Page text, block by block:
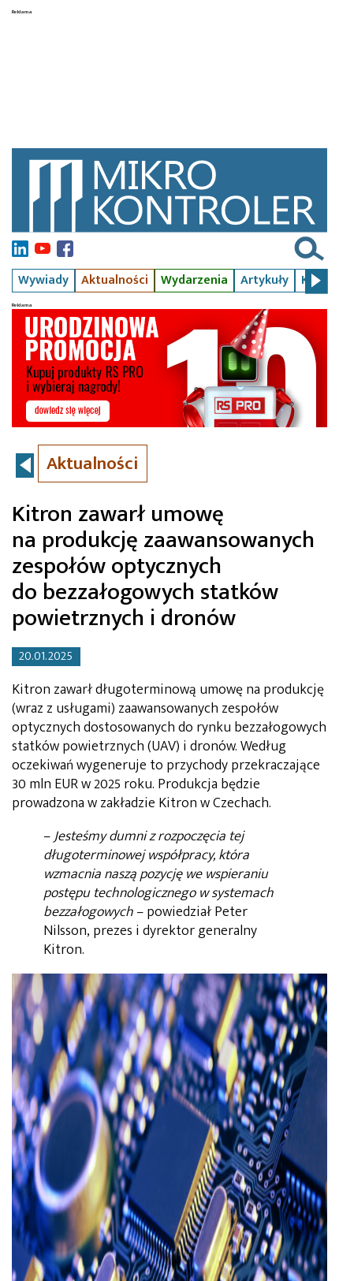
Wywiady Aktualności Wydarzenia Artykuły Kursy
Aktualności
Kitron zawarł umowę
na produkcję zaawansowanych
zespołów optycznych
do bezzałogowych statków
powietrznych i dronów
20.01.2025
Kitron zawarł długoterminową umowę na produkcję
(wraz z usługami) zaawansowanych zespołów
optycznych dostosowanych do rynku bezzałogowych
statków powietrznych (UAV) i dronów. Według
oczekiwań wygeneruje to przychody przekraczające
30 mln EUR w 2025 roku. Produkcja będzie
prowadzona w zakładzie Kitron w Czechach.
–Jesteśmy dumni z rozpoczęcia tej
długoterminowej współpracy, która
wzmacnia naszą pozycję we wspieraniu
postępu technologicznego w systemach
bezzałogowych– powiedział Peter
Nilsson, prezes i dyrektor generalny
Kitron.